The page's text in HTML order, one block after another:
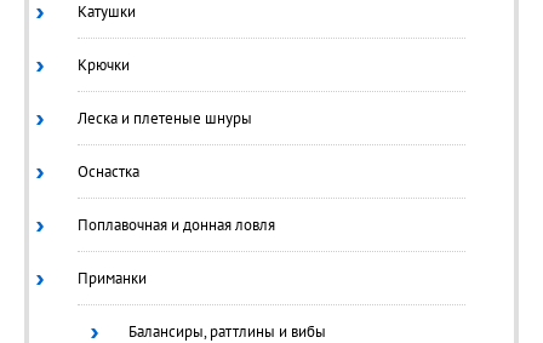
Катушки
Крючки
Леска и плетеные шнуры
Оснастка
Поплавочная и донная ловля
Приманки
Балансиры, раттлины и вибы